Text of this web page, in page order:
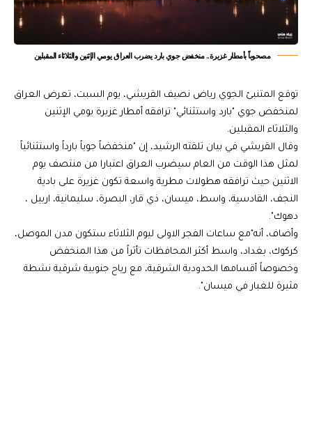
مصحوباً بأمطار غزيرة.. منخفض جوي بارد يضرب العراق يومي الإثنين والثلاثاء المقبلين
توقع المتنبئ الجوي رياض نصيف القريشي، يوم السبت، تعرض العراق
لمنخفض جوي "بارد واستثنائي" ترافقه أمطار غزيرة يومي الإثنين
والثلاثاء المقبلين.
وقال القريشي في بيان تلقته الرشيد، إن "منخفضاً جوياً بارداً واستثنائياً
لمثل هذا الوقت من العام سيضرب العراق اعتبارا من منتصف يوم
الاثنين حيث ترافقه هطولات مطرية واسعة تكون غزيرة على بادية
النجف، القادسية، واسط، ميسان، ذي قار، البصرة، سليمانية، اربيل ،
دهوك".
وأضاف، أنه"مع ساعات الفجر الاولى ليوم الثلاثاء ستكون مدن الموصل،
كركوك، بغداد، واسط أكثر المحافظات تأثراً من هذا المنخفض
وخصوصاً أقسامها الحدودية الشرقية، مع رياح جنوبية شرقية نشطة
مثيرة للغبار في ميسان".